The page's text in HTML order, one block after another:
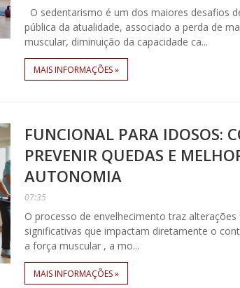
O sedentarismo é um dos maiores desafios
pública da atualidade, associado a perda de
muscular, diminuição da capacidade ca...
MAIS INFORMAÇÕES »
FUNCIONAL PARA IDOSOS:
PREVENIR QUEDAS E
AUTONOMIA
07:35
O processo de envelhecimento traz alterações
significativas que impactam diretamente o
a força muscular , a mo...
MAIS INFORMAÇÕES »